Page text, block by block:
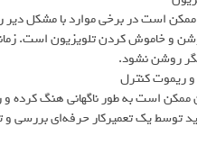
است در برخی موارد با مشکل
و خاموش کردن تلویزیون است.
روشن نشود.
ممکن است به طور ناگهانی هنگ کرده و
توسط یک تعمیرکار حرفه‌ای بررسی و